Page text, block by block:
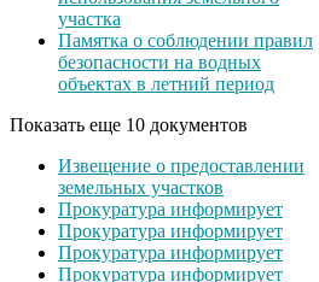
участка
Памятка о соблюдении правил
безопасности на водных
объектах в летний период
Показать еще 10 документов
Извещение о предоставлении
земельных участков
Прокуратура информирует
Прокуратура информирует
Прокуратура информирует
Прокуратура информирует